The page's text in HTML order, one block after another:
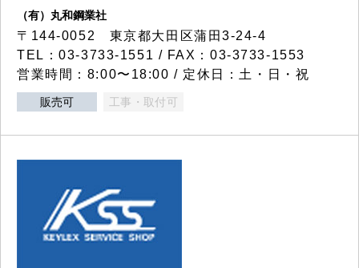
（有）丸和鋼業社
〒144-0052 東京都大田区蒲田3-24-4
TEL：03-3733-1551 / FAX：03-3733-1553
営業時間：8:00〜18:00 / 定休日：土・日・祝
販売可 工事・取付可